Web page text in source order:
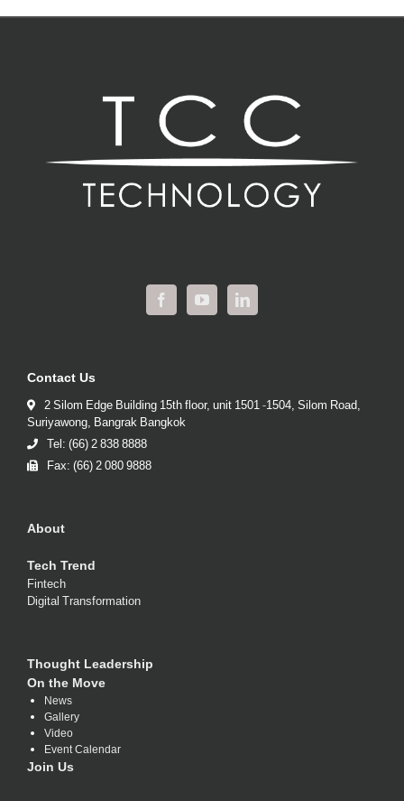
Contact Us
2 Silom Edge Building 15th floor, unit 1501 -1504, Silom Road,
Suriyawong, Bangrak Bangkok
Tel: (66) 2 838 8888
Fax: (66) 2 080 9888
About
Tech Trend
Fintech
Digital Transformation
Thought Leadership
On the Move
News
Gallery
Video
Event Calendar
Join Us